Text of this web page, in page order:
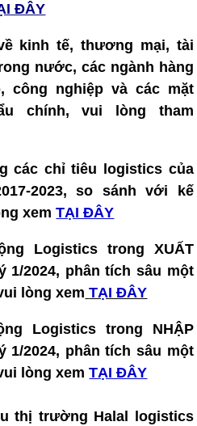
ĐÂY
kinh tế, thương mại, tài
nước, các ngành hàng
công nghiệp và các mặt
chính, vui lòng tham
các chỉ tiêu logistics của
2023, so sánh với kế
xemTẠI ĐÂY
Logistics trong XUẤT
1/2024, phân tích sâu một
lòng xem TẠI ĐÂY
Logistics trong NHẬP
1/2024, phân tích sâu một
lòng xemTẠI ĐÂY
thị trường Halal logistics